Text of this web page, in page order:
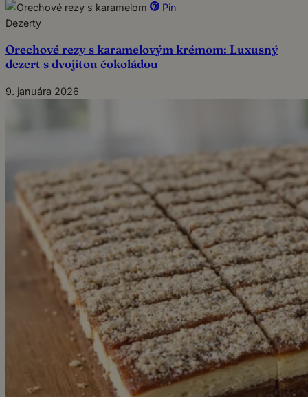
Pin
Dezerty
Orechové rezy s karamelovým krémom: Luxusný
dezert s dvojitou čokoládou
9. januára 2026